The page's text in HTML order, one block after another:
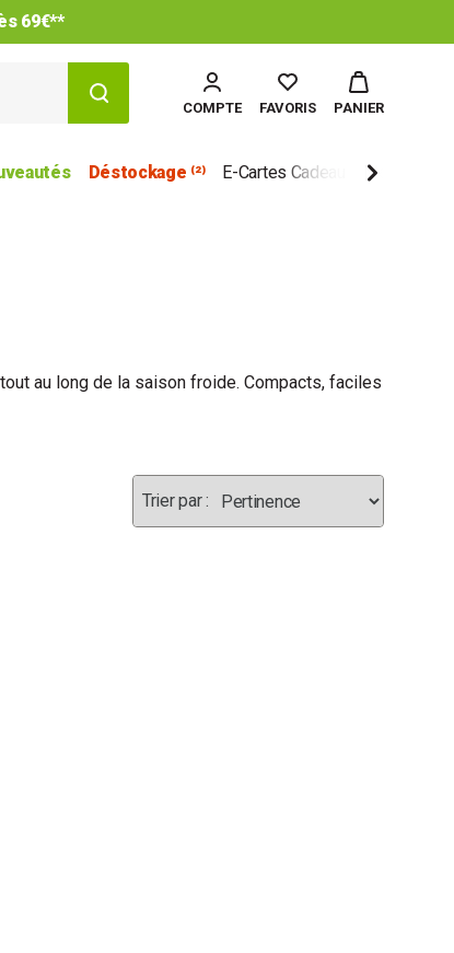
69€**
COMPTE FAVORIS PANIER
Déstockage ⁽²⁾ E-Cartes Cadeau Marques
au long de la saison froide. Compacts, faciles